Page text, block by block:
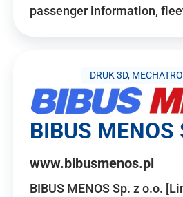
passenger information,
DRUK 3D,
BIBUS MENOS
www.bibusmenos.pl
BIBUS MENOS Sp. z o.o.